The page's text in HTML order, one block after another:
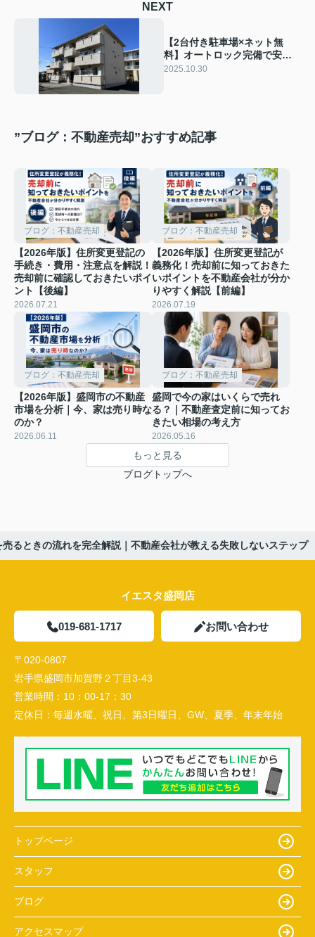
NEXT
【2台付き駐車場×ネット無
料】オートロック完備で安心
の2LDK ― セジュールRa・
2025.10.30
”ブログ：不動産売却”おすすめ記事
ブログ：不動産売却
【2026年版】住所変更登記の
手続き・費用・注意点を解説！
売却前に確認しておきたいポイ
ント【後編】
2026.07.21
ブログ：不動産売却
【2026年版】住所変更登記が
義務化！売却前に知っておきた
いポイントを不動産会社が分か
りやすく解説【前編】
2026.07.19
ブログ：不動産売却
【2026年版】盛岡市の不動産
市場を分析｜今、家は売り時な
のか？
2026.06.11
ブログ：不動産売却
盛岡で今の家はいくらで売れ
る？｜不動産査定前に知ってお
きたい相場の考え方
2026.05.16
もっと見る
ブログトップへ
売るときの流れを完全解説｜不動産会社が教える失敗しないステップ
イエスタ盛岡店
019-681-1717 お問い合わせ
〒020-0807
岩手県盛岡市加賀野２丁目3-43
営業時間： 10：00-17：30
定休日： 毎週水曜、祝日、第3日曜日、GW、夏季、年末年始
トップページ
スタッフ
ブログ
アクセスマップ